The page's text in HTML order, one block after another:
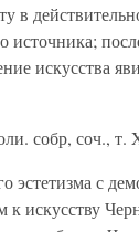
в
источника;
искусства
собр, соч., т.
эстетизма с
искусству